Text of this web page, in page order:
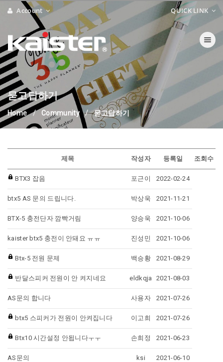
Account QUICK LINK
Toggle
묻고답하기
Home Community 묻고답하기
제목 작성자 등록일 조회수
BTX3 잡음 포근이 2022-02-24
btx5 AS 문의 드립니다. 박상욱 2021-11-21
BTX-5 충전단자 깜빡거림 양승욱 2021-10-06
kaister btx5 충전이 안돼요 ㅠㅠ 진성민 2021-10-06
Btx-5 전원 문제 백승황 2021-08-29
반달스피커 전원이 안 켜지네요 eldkqja 2021-08-03
AS문의 합니다 사용자 2021-07-26
btx5 스피커가 전원이 안켜집니다 이고희 2021-07-26
Btx10 시간설정 안됩니다ㅜㅜ 손희정 2021-06-23
AS문의 ksi 2021-06-10